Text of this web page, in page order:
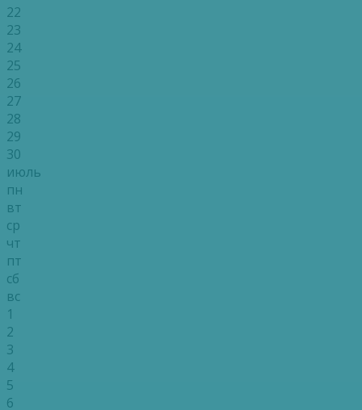
22
23
24
25
26
27
28
29
30
июль
пн
вт
ср
чт
пт
сб
вс
1
2
3
4
5
6